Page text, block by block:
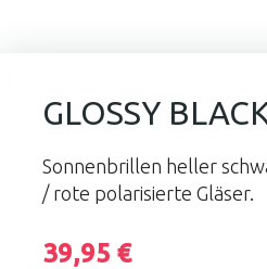
GLOSSY
Sonnenbrillen heller
/ rote polarisierte Gläser.
39,95 €